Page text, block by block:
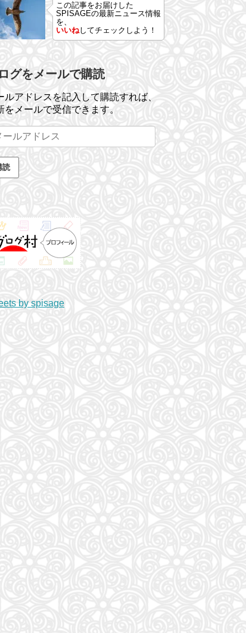
この記事をお届けした
SPISAGEの最新ニュース情報
を、
いいねしてチェックしよう！
グをメールで購読
ルアドレスを記入して購読すれば、
をメールで受信できます。
読
by spisage